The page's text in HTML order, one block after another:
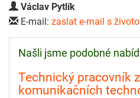
Václav Pytlík
E-mail: zaslat e-mail s
Našli jsme podobné
Technický pracovník
komunikačních